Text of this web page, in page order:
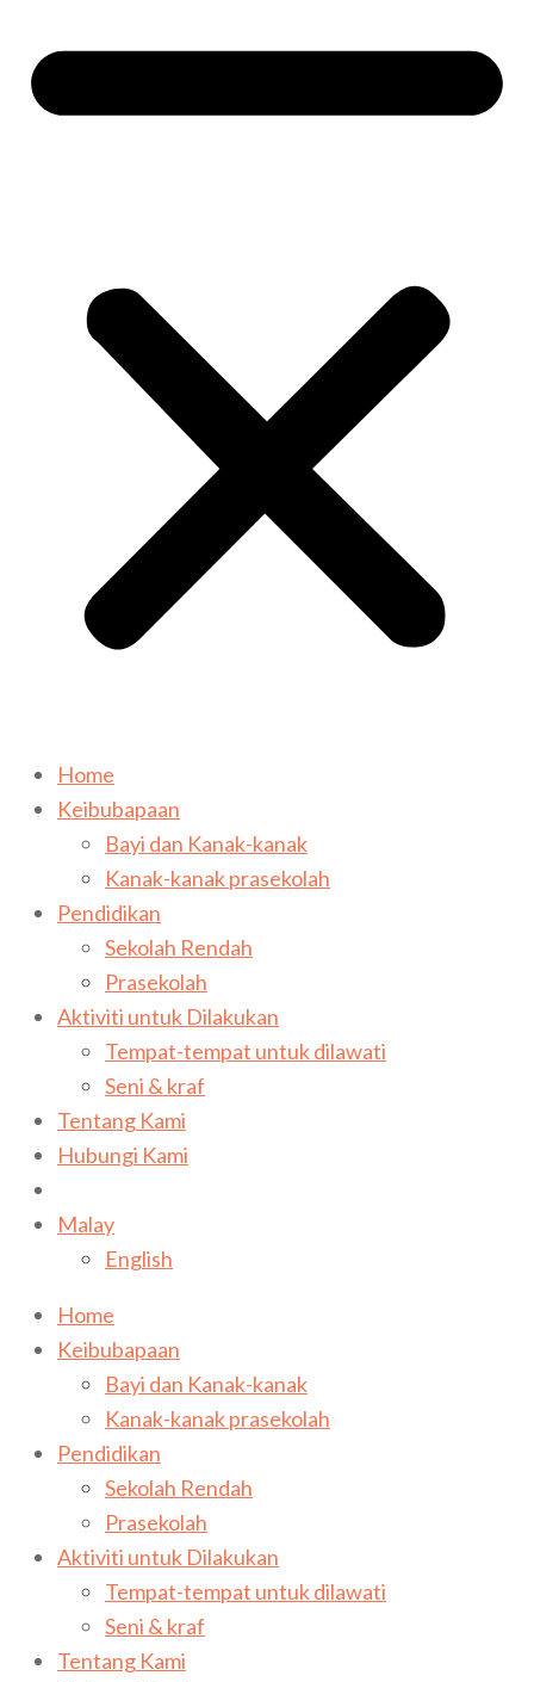
Home
Keibubapaan
Bayi dan Kanak-kanak
Kanak-kanak prasekolah
Pendidikan
Sekolah Rendah
Prasekolah
Aktiviti untuk Dilakukan
Tempat-tempat untuk dilawati
Seni & kraf
Tentang Kami
Hubungi Kami
Malay
English
Home
Keibubapaan
Bayi dan Kanak-kanak
Kanak-kanak prasekolah
Pendidikan
Sekolah Rendah
Prasekolah
Aktiviti untuk Dilakukan
Tempat-tempat untuk dilawati
Seni & kraf
Tentang Kami